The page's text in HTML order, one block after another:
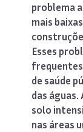
problema
mais
Esses
de saúde
das águas.
solo
nas áreas